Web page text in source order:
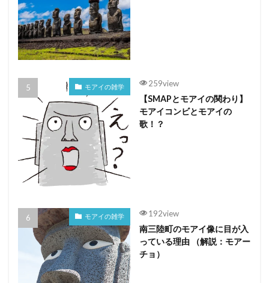
モアイの雑学 259view
【SMAPとモアイの関わり】
モアイコンビとモアイの
歌！？
モアイの雑学 192view
南三陸町のモアイ像に目が入
っている理由 （解説：モアー
チョ）